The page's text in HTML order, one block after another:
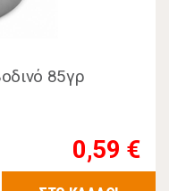
85γρ
0,59 €